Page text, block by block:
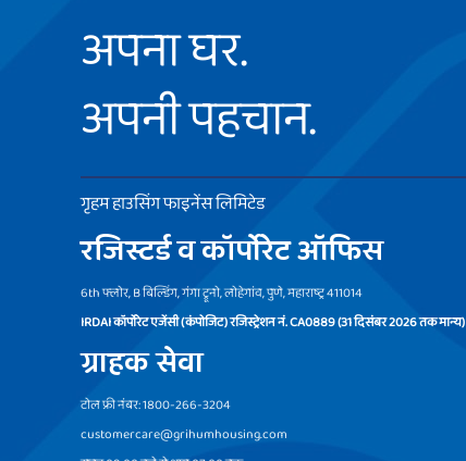
अपना घर.
अपनी पहचान.
गृहम हाउसिंग फाइनेंस लिमिटेड
रजिस्टर्ड व कॉर्पोरेट ऑफिस
6th फ्लोर, B बिल्डिंग, गंगा ट्रूनो, लोहेगांव, पुणे, महाराष्ट्र 411014
IRDAI कॉर्पोरेट एजेंसी (कंपोजिट) रजिस्ट्रेशन नं. CA0889 (31 दिसंबर 2026 तक मान्य)
ग्राहक सेवा
टोल फ्री नंबर: 1800-266-3204
customercare@grihumhousing.com